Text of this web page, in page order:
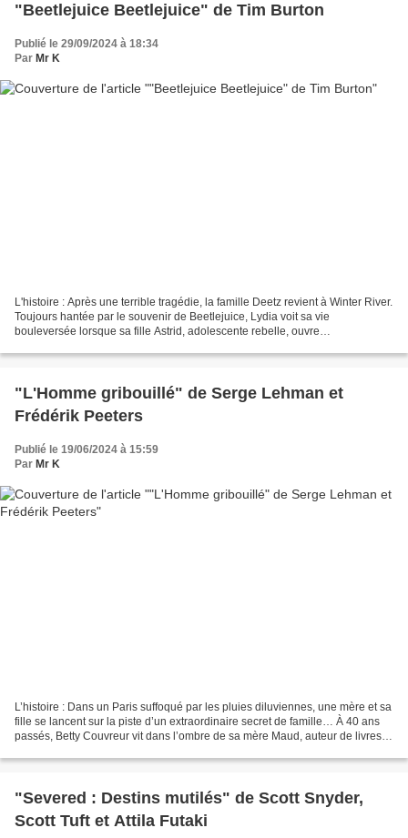
"Beetlejuice Beetlejuice" de Tim Burton
Publié le 29/09/2024 à 18:34
Par Mr K
L'histoire : Après une terrible tragédie, la famille Deetz revient à Winter River.
Toujours hantée par le souvenir de Beetlejuice, Lydia voit sa vie
bouleversée lorsque sa fille Astrid, adolescente rebelle, ouvre
"L'Homme gribouillé" de Serge Lehman et
Frédérik Peeters
Publié le 19/06/2024 à 15:59
Par Mr K
L’histoire : Dans un Paris suffoqué par les pluies diluviennes, une mère et sa
fille se lancent sur la piste d’un extraordinaire secret de famille… À 40 ans
passés, Betty Couvreur vit dans l’ombre de sa mère Maud, auteur de livres
"Severed : Destins mutilés" de Scott Snyder,
Scott Tuft et Attila Futaki